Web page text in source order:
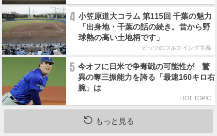
4 小笠原道大コラム 第115回 千葉の魅力
「出身地・千葉の話の続き。昔から野
球熱の高い土地柄です」
ガッツのフルスイング主義
5 今オフに日米で争奪戦の可能性が 驚
異の奪三振能力を誇る「最速160キロ右
腕」は
HOT TOPIC
もっと見る